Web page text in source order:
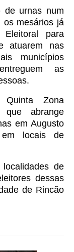
de urnas num
os mesários já
Eleitoral para
atuarem nas
municípios
as
Quinta Zona
que abrange
em Augusto
em locais de
de
dessas
de Rincão